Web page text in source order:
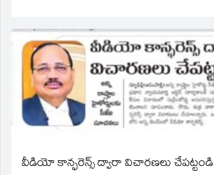
వీడియో కాన్ఫరెన్స్ ద్వారా విచారణలు చేపట్టండి